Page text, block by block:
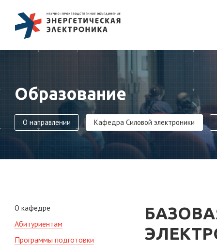
Образование
О направлении Кафедра Силовой электроники
О кафедре
Абитуриентам
Программы подготовки